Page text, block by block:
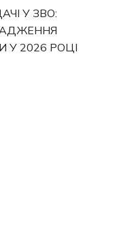
У ЗВО:
У 2026 РОЦІ